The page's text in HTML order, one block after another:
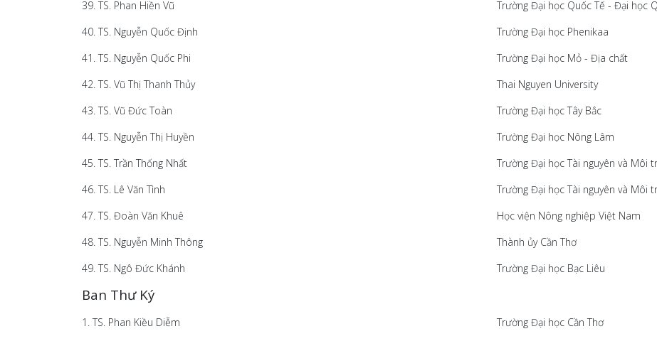
39. TS. Phan Hiền Vũ
Trường Đại học Quốc Tế - Đại học
40. TS. Nguyễn Quốc Định
Trường Đại học Phenikaa
41. TS. Nguyễn Quốc Phi
Trường Đại học Mỏ - Địa chất
42. TS. Vũ Thị Thanh Thủy
Thai Nguyen University
43. TS. Vũ Đức Toàn
Trường Đại học Tây Bắc
44. TS. Nguyễn Thị Huyền
Trường Đại học Nông Lâm
45. TS. Trần Thống Nhất
Trường Đại học Tài nguyên và Môi
46. TS. Lê Văn Tình
Trường Đại học Tài nguyên và Môi
47. TS. Đoàn Văn Khuê
Học viện Nông nghiệp Việt Nam
48. TS. Nguyễn Minh Thông
Thành ủy Cần Thơ
49. TS. Ngô Đức Khánh
Trường Đại học Bạc Liêu
Ban Thư Ký
1. TS. Phan Kiều Diễm Trường Đại học Cần Thơ